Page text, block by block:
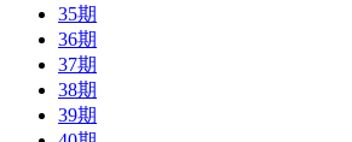
35期
36期
37期
38期
39期